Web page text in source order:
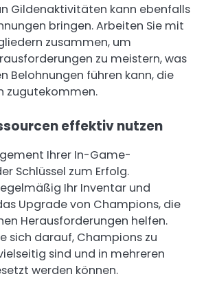
Gildenaktivitäten kann ebenfalls
bringen. Arbeiten Sie mit
zusammen, um
zu meistern, was
Belohnungen führen kann, die
zugutekommen.
effektiv nutzen
Ihrer In-Game-
Schlüssel zum Erfolg.
Ihr Inventar und
Upgrade von Champions, die
Herausforderungen helfen.
sich darauf, Champions zu
sind und in mehreren
werden können.